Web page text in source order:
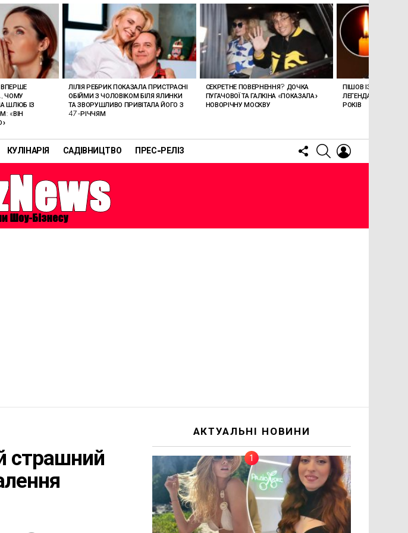
КУЛІНАРІЯ САДІВНИЦТВО ПРЕС-РЕЛІЗ
FOLLOW
US
SEARCH
ВПЕРШЕ
ЧОМУ
ШЛЮБ ІЗ
«ВІН
ЛІЛІЯ РЕБРИК ПОКАЗАЛА ПРИСТРАСНІ
ОБІЙМИ З ЧОЛОВІКОМ БІЛЯ ЯЛИНКИ
ТА ЗВОРУШЛИВО ПРИВІТАЛА ЙОГО З
47-РІЧЧЯМ
СЕКРЕТНЕ ПОВЕРНЕННЯ? ДОЧКА
ПУГАЧОВОЇ ТА ГАЛКІНА «ПОКАЗАЛА»
НОВОРІЧНУ МОСКВУ
ПІШОВ ІЗ ЖИТТЯ
ЛЕГЕНДАРНОМУ
РОКІВ
страшний
АКТУАЛЬНІ НОВИНИ